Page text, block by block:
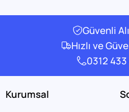
Güvenli
Hızlı ve
0312 433
Kurumsal